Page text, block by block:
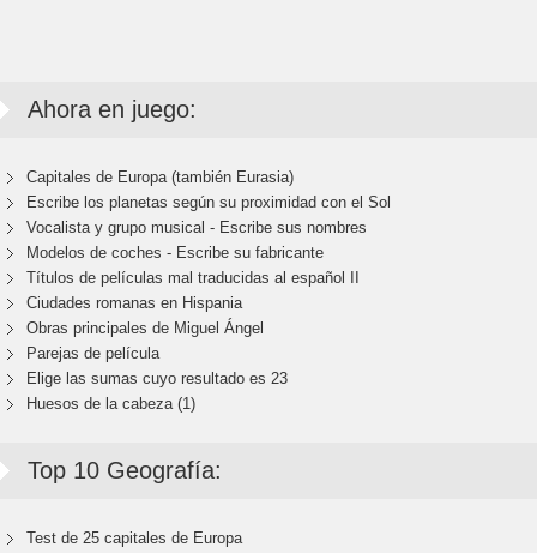
Ahora en juego:
Capitales de Europa (también Eurasia)
Escribe los planetas según su proximidad con el Sol
Vocalista y grupo musical - Escribe sus nombres
Modelos de coches - Escribe su fabricante
Títulos de películas mal traducidas al español II
Ciudades romanas en Hispania
Obras principales de Miguel Ángel
Parejas de película
Elige las sumas cuyo resultado es 23
Huesos de la cabeza (1)
Top 10 Geografía:
Test de 25 capitales de Europa